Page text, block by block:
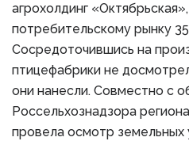
агрохолдинг
потребительскому рынку
Сосредоточившись на
птицефабрики не
они нанесли. Совместно с
Россельхознадзора
провела осмотр земельных